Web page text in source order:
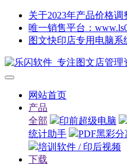
关于2023年产品价格调
唯一销售平台：
图文快印店专用电脑系
网站首页
产品
全部
印前超级电脑
统计助手
PDF黑彩
培训软件 / 印后视频
下载